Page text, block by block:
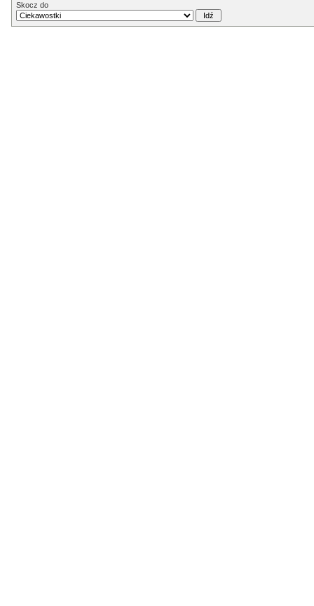
Skocz do